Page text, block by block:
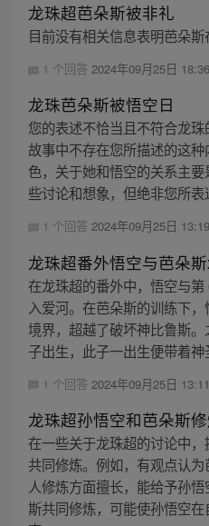
龙珠超芭朵斯被非礼
目前没有相关信息表明芭朵斯
1 个回答 2024年09月25日 18:36
龙珠芭朵斯被悟空日
您的表述不恰当且不符合龙
故事中不存在您所描述的这
色，关于她和悟空的关系主
些讨论和想象，但绝非您所
1 个回答 2024年09月25日 13:19
龙珠超番外悟空与芭朵
在龙珠超的番外中，悟空与
入爱河。在芭朵斯的训练下
境界，超越了破坏神比鲁斯
子出生，此子一出生便带着
1 个回答 2024年09月25日 13:11
龙珠超孙悟空和芭朵斯
在一些关于龙珠超的讨论中
共同修炼。例如，有观点认
人修炼方面擅长，能给予孙
斯共同修炼，可能使孙悟空